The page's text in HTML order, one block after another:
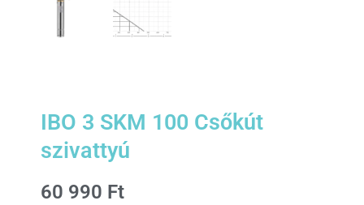
IBO 3 SKM 100 Csőkút
szivattyú
60 990 Ft